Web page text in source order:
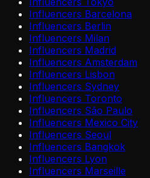
Influencers Barcelona
Influencers Berlin
Influencers Milan
Influencers Madrid
Influencers Amsterdam
Influencers Lisbon
Influencers Sydney
Influencers Toronto
Influencers São Paulo
Influencers Mexico City
Influencers Seoul
Influencers Bangkok
Influencers Lyon
Influencers Marseille